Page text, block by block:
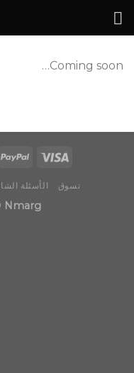
Coming soon…
تسوق الأسئلة
Nmarg